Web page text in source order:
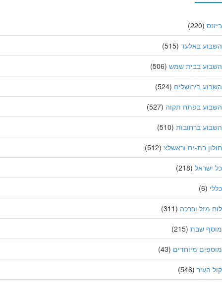
(220)
באלעד(515)
בבית שמש(506)
בירושלים(524)
בפתח תקוה(527)
ברחובות(510)
בת-ים וראשלצ(512)
(218)
(6)
מזל וברכה(311)
שבת(215)
מיוחדים(43)
העיר(546)